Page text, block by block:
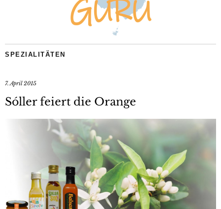
SPEZIALITÄTEN
7. April 2015
Sóller feiert die Orange